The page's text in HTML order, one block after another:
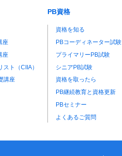
座
座
ト（CIIA）
講座
PB資格
資格を知る
PBコーディネーター試験
プライマリーPB試験
シニアPB試験
資格を取ったら
PB継続教育と資格更新
PBセミナー
よくあるご質問